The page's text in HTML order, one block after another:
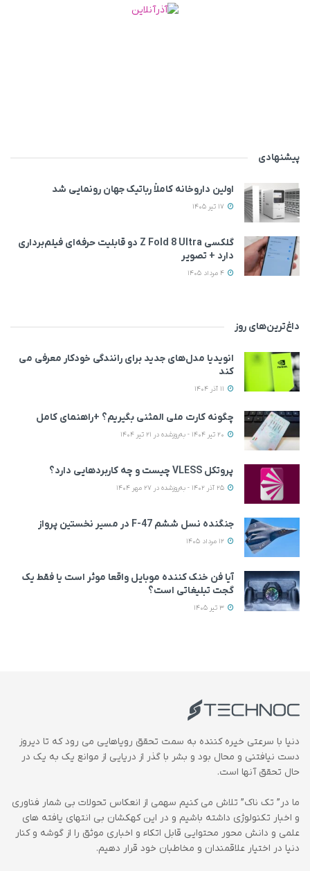
پیشنهادی
اولین داروخانه کاملاً رباتیک جهان رونمایی شد
گلکسی Z Fold 8 Ultra دو قابلیت حرفه‌ای فیلم‌برداری
دارد + تصویر
داغ‌ترین‌های روز
انویدیا مدل‌های جدید برای رانندگی خودکار معرفی می
کند
چگونه کارت ملی المثنی بگیریم؟ +راهنمای کامل
پروتکل VLESS چیست و چه کاربردهایی دارد؟
جنگنده نسل ششم F-47 در مسیر نخستین پرواز
آیا فن خنک کننده موبایل واقعا موثر است یا فقط یک
گجت تبلیغاتی است؟
دنیا با سرعتی خیره کننده به سمت تحقق رویاهایی می رود که تا دیروز
دست نیافتنی و محال بود و بشر با گذر از دریایی از موانع یک به یک در
حال تحقق آنها است.
ما در” تک ناک” تلاش می کنیم سهمی از انعکاس تحولات بی شمار فناوری
و اخبار تکنولوژی داشته باشیم و در این کهکشان بی انتهای یافته های
علمی و دانش محور محتوایی قابل اتکاء و اخباری موثق را از گوشه و کنار
دنیا در اختیار علاقمندان و مخاطبان خود قرار دهیم.